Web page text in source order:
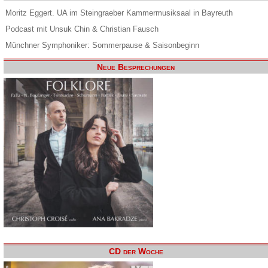
Moritz Eggert. UA im Steingraeber Kammermusiksaal in Bayreuth
Podcast mit Unsuk Chin & Christian Fausch
Münchner Symphoniker: Sommerpause & Saisonbeginn
Neue Besprechungen
CD der Woche